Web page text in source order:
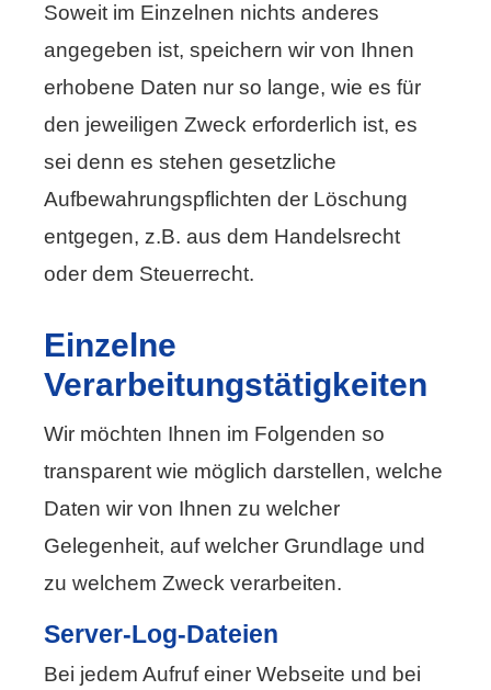
Soweit im Einzelnen nichts anderes
angegeben ist, speichern wir von Ihnen
erhobene Daten nur so lange, wie es für
den jeweiligen Zweck erforderlich ist, es
sei denn es stehen gesetzliche
Aufbewahrungspflichten der Löschung
entgegen, z.B. aus dem Handelsrecht
oder dem Steuerrecht.
Einzelne
Verarbeitungstätigkeiten
Wir möchten Ihnen im Folgenden so
transparent wie möglich darstellen, welche
Daten wir von Ihnen zu welcher
Gelegenheit, auf welcher Grundlage und
zu welchem Zweck verarbeiten.
Server-Log-Dateien
Bei jedem Aufruf einer Webseite und bei